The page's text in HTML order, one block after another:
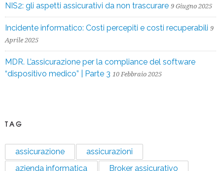
NIS2: gli aspetti assicurativi da non trascurare 9 Giugno 2025
Incidente informatico: Costi percepiti e costi recuperabili 9
Aprile 2025
MDR. L’assicurazione per la compliance del software
“dispositivo medico” | Parte 3 10 Febbraio 2025
TAG
assicurazione
assicurazioni
azienda informatica
Broker assicurativo